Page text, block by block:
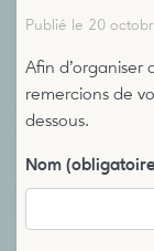
Publié le 20
Afin d’organiser
remercions de
dessous.
Nom